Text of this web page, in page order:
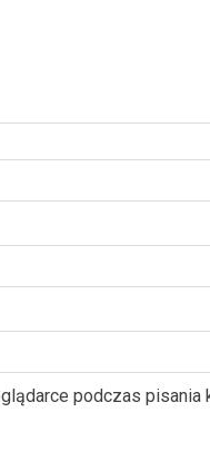
podczas pisania